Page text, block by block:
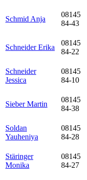
Schmid Anja
08145
84-43
Schneider Erika
08145
84-22
Schneider
Jessica
08145
84-10
Sieber Martin
08145
84-38
Soldan
Yauheniya
08145
84-28
Stäringer
Monika
08145
84-27